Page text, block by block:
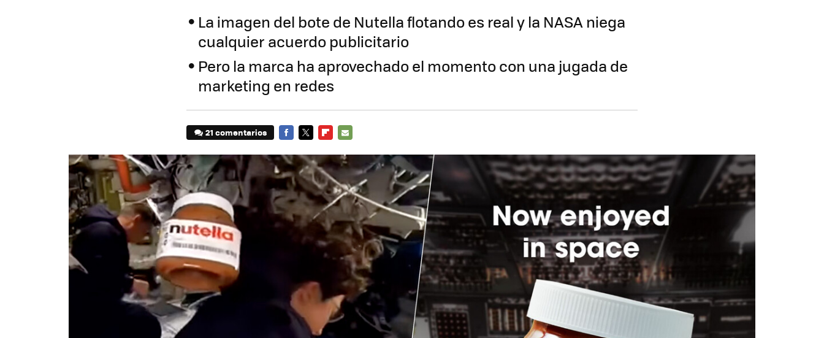
La imagen del bote de Nutella flotando es real y la NASA niega
cualquier acuerdo publicitario
Pero la marca ha aprovechado el momento con una jugada de
marketing en redes
21 comentarios
MAIL